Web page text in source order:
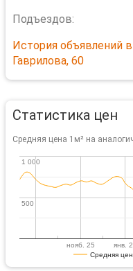
Подъездов:
История объявлений
Гаврилова, 60
Статистика цен
Средняя цена 1м² на
Средняя
нояб. 25 янв.
500
500
1 000
1 000